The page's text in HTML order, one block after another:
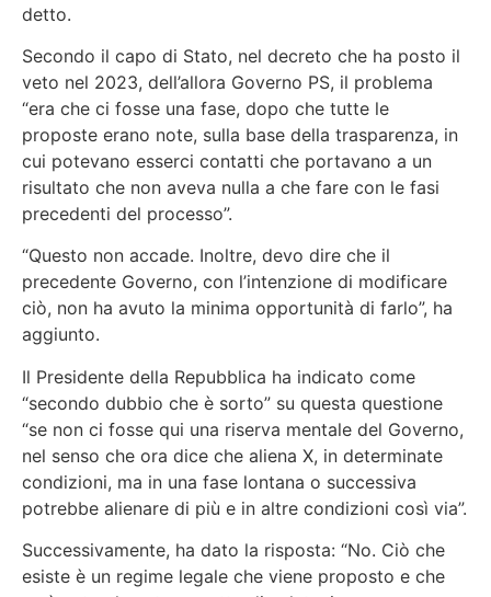
detto.
Secondo il capo di Stato, nel decreto che ha posto il
veto nel 2023, dell’allora Governo PS, il problema
“era che ci fosse una fase, dopo che tutte le
proposte erano note, sulla base della trasparenza, in
cui potevano esserci contatti che portavano a un
risultato che non aveva nulla a che fare con le fasi
precedenti del processo”.
“Questo non accade. Inoltre, devo dire che il
precedente Governo, con l’intenzione di modificare
ciò, non ha avuto la minima opportunità di farlo”, ha
aggiunto.
Il Presidente della Repubblica ha indicato come
“secondo dubbio che è sorto” su questa questione
“se non ci fosse qui una riserva mentale del Governo,
nel senso che ora dice che aliena X, in determinate
condizioni, ma in una fase lontana o successiva
potrebbe alienare di più e in altre condizioni così via”.
Successivamente, ha dato la risposta: “No. Ciò che
esiste è un regime legale che viene proposto e che